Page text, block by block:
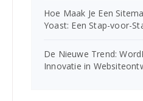
Hoe Maak Je Een
Yoast: Een Stap-voor-
De Nieuwe Trend:
Innovatie in